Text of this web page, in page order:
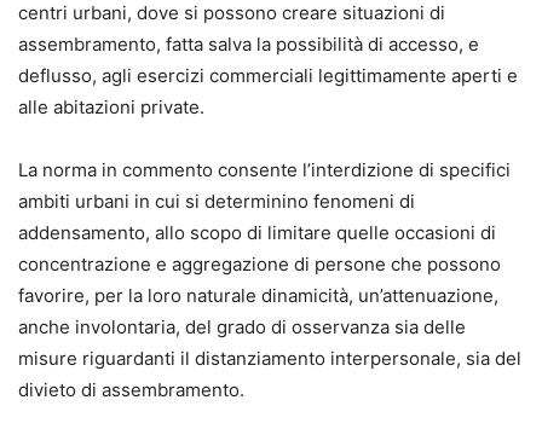
centri urbani, dove si possono creare situazioni di
assembramento, fatta salva la possibilità di accesso, e
deflusso, agli esercizi commerciali legittimamente aperti e
alle abitazioni private.
La norma in commento consente l’interdizione di specifici
ambiti urbani in cui si determinino fenomeni di
addensamento, allo scopo di limitare quelle occasioni di
concentrazione e aggregazione di persone che possono
favorire, per la loro naturale dinamicità, un’attenuazione,
anche involontaria, del grado di osservanza sia delle
misure riguardanti il distanziamento interpersonale, sia del
divieto di assembramento.